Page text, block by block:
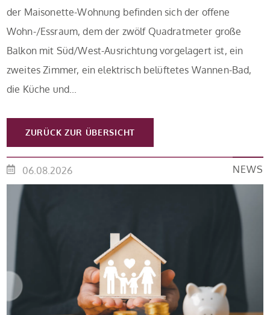
der Maisonette-Wohnung befinden sich der offene
Wohn-/Essraum, dem der zwölf Quadratmeter große
Balkon mit Süd/West-Ausrichtung vorgelagert ist, ein
zweites Zimmer, ein elektrisch belüftetes Wannen-Bad,
die Küche und...
ZURÜCK ZUR ÜBERSICHT
06.08.2026 NEWS